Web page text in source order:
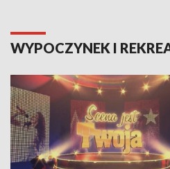
WYPOCZYNEK I